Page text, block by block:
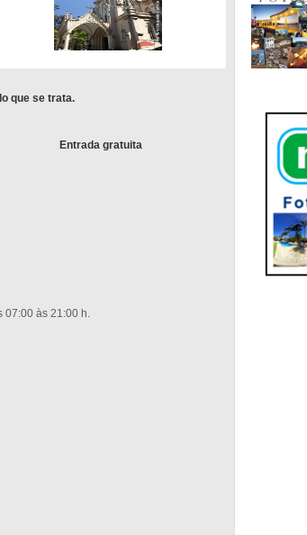
que se trata.
Entrada gratuita
07:00 às 21:00 h.